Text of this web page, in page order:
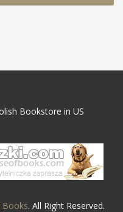
Bookstore in US
Books. All Right Reserved.